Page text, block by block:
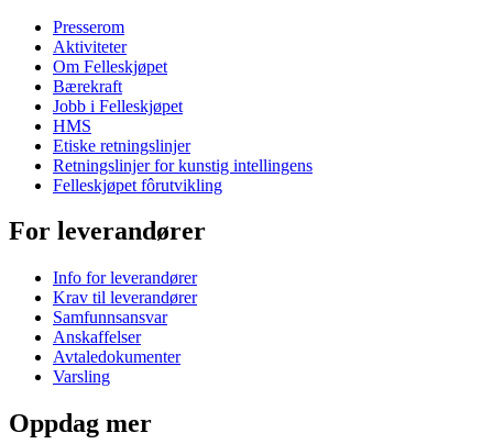
Presserom
Aktiviteter
Om Felleskjøpet
Bærekraft
Jobb i Felleskjøpet
HMS
Etiske retningslinjer
Retningslinjer for kunstig intellingens
Felleskjøpet fôrutvikling
For leverandører
Info for leverandører
Krav til leverandører
Samfunnsansvar
Anskaffelser
Avtaledokumenter
Varsling
Oppdag mer